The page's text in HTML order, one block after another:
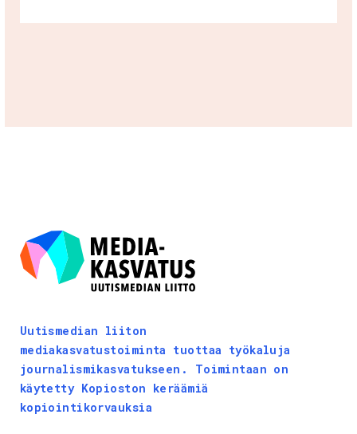
Uutismedian liiton
mediakasvatustoiminta tuottaa työkaluja
journalismikasvatukseen. Toimintaan on
käytetty Kopioston keräämiä
kopiointikorvauksia